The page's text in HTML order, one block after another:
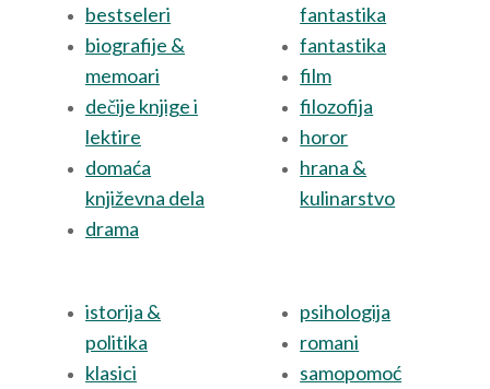
bestseleri
biografije &
memoari
dečije knjige i
lektire
domaća
književna dela
drama
fantastika
fantastika
film
filozofija
horor
hrana &
kulinarstvo
istorija &
politika
klasici
psihologija
romani
samopomoć